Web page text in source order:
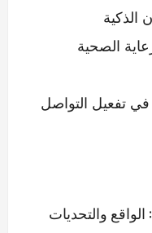
الصحية
تفعيل التواصل
والتحديات